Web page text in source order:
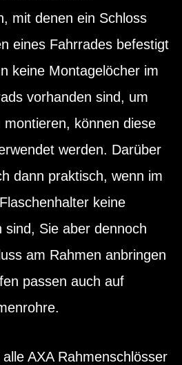
mit denen ein Schloss
eines Fahrrades befestigt
keine Montagelöcher im
vorhanden sind, um
können diese
werden. Darüber
dann praktisch, wenn im
keine
sind, Sie aber dennoch
am Rahmen anbringen
passen auch auf
AXA Rahmenschlösser